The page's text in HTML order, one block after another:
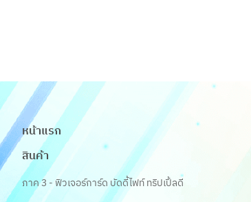
หน้าแรก
สินค้า
ภาค 3 - ฟิวเจอร์การ์ด บัดดี้ไฟท์ ทริปเปิ้ลดี